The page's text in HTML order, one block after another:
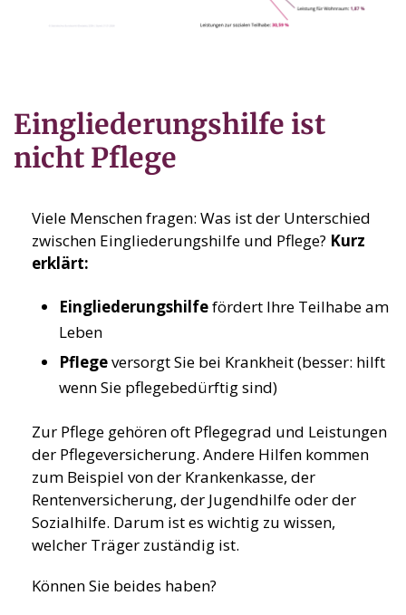
Eingliederungshilfe ist
nicht Pflege
Viele Menschen fragen: Was ist der Unterschied
zwischen Eingliederungshilfe und Pflege? Kurz
erklärt:
Eingliederungshilfefördert Ihre Teilhabe am
Leben
Pflegeversorgt Sie bei Krankheit (besser: hilft
wenn Sie pflegebedürftig sind)
Zur Pflege gehören oft Pflegegrad und Leistungen
der Pflegeversicherung. Andere Hilfen kommen
zum Beispiel von der Krankenkasse, der
Rentenversicherung, der Jugendhilfe oder der
Sozialhilfe. Darum ist es wichtig zu wissen,
welcher Träger zuständig ist.
Können Sie beides haben?